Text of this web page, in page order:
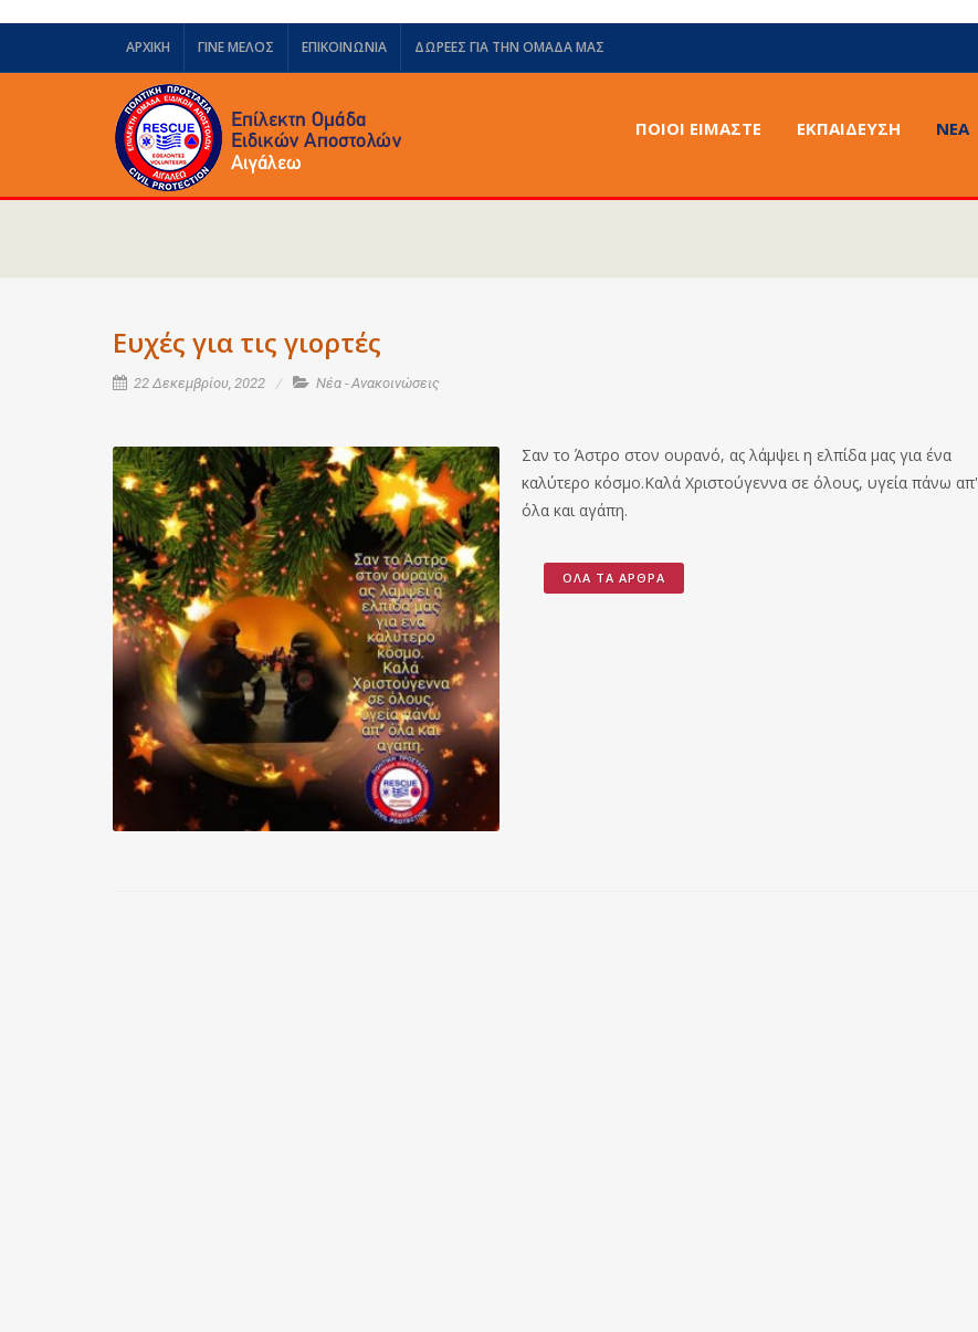
ΑΡΧΙΚΗ ΓΙΝΕ ΜΕΛΟΣ ΕΠΙΚΟΙΝΩΝΙΑ ΔΩΡΕΈΣ ΓΙΑ ΤΗΝ ΟΜΆΔΑ ΜΑΣ
ΠΟΙΟΙ ΕΙΜΑΣΤΕ ΕΚΠΑΙΔΕΥΣΗ ΝΈΑ
Ευχές για τις γιορτές
22 Δεκεμβρίου, 2022 Νέα - Ανακοινώσεις
Σαν το Άστρο στον ουρανό, ας λάμψει η ελπίδα μας για ένα
καλύτερο κόσμο.Καλά Χριστούγεννα σε όλους, υγεία πάνω απ'
όλα και αγάπη.
ΌΛΑ ΤΑ ΆΡΘΡΑ